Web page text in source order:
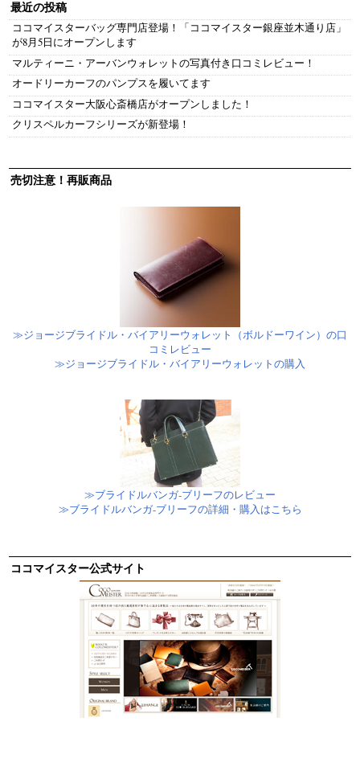
最近の投稿
ココマイスターバッグ専門店登場！「ココマイスター銀座並木通り店」
が8月5日にオープンします
マルティーニ・アーバンウォレットの写真付き口コミレビュー！
オードリーカーフのパンプスを履いてます
ココマイスター大阪心斎橋店がオープンしました！
クリスペルカーフシリーズが新登場！
売切注意！再販商品
≫ジョージブライドル・バイアリーウォレット（ボルドーワイン）の口
コミレビュー
≫ジョージブライドル・バイアリーウォレットの購入
≫ブライドルバンガ-ブリーフのレビュー
≫ブライドルバンガ-ブリーフの詳細・購入はこちら
ココマイスター公式サイト